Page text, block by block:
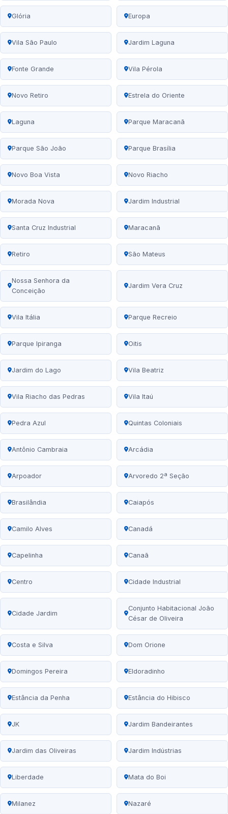
Glória Europa
Vila São Paulo Jardim Laguna
Fonte Grande Vila Pérola
Novo Retiro Estrela do Oriente
Laguna Parque Maracanã
Parque São João Parque Brasília
Novo Boa Vista Novo Riacho
Morada Nova Jardim Industrial
Santa Cruz Industrial Maracanã
Retiro São Mateus
Nossa Senhora da
Conceição
Jardim Vera Cruz
Vila Itália Parque Recreio
Parque Ipiranga Oitis
Jardim do Lago Vila Beatriz
Vila Riacho das Pedras Vila Itaú
Pedra Azul Quintas Coloniais
Antônio Cambraia Arcádia
Arpoador Arvoredo 2ª Seção
Brasilândia Caiapós
Camilo Alves Canadá
Capelinha Canaã
Centro Cidade Industrial
Cidade Jardim
Conjunto Habitacional João
César de Oliveira
Costa e Silva Dom Orione
Domingos Pereira Eldoradinho
Estância da Penha Estância do Hibisco
JK Jardim Bandeirantes
Jardim das Oliveiras Jardim Indústrias
Liberdade Mata do Boi
Milanez Nazaré